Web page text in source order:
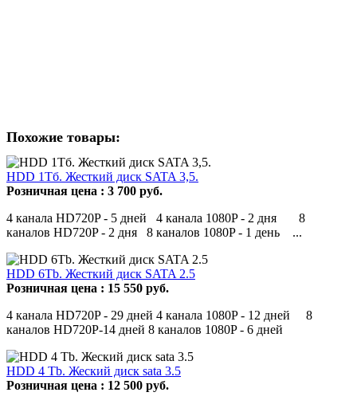
Похожие товары:
HDD 1Тб. Жесткий диск SATA 3,5.
Розничная цена : 3 700 руб.
4 канала HD720P - 5 дней 4 канала 1080P - 2 дня 8
каналов HD720P - 2 дня 8 каналов 1080P - 1 день ...
HDD 6Tb. Жесткий диск SATA 2.5
Розничная цена : 15 550 руб.
4 канала HD720P - 29 дней 4 канала 1080P - 12 дней 8
каналов HD720P-14 дней 8 каналов 1080P - 6 дней
HDD 4 Tb. Жеский диск sata 3.5
Розничная цена : 12 500 руб.